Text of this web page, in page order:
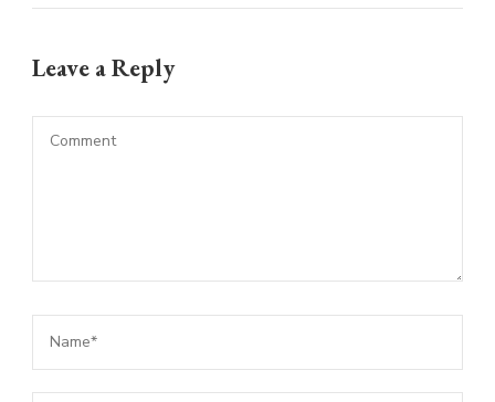
Leave a Reply